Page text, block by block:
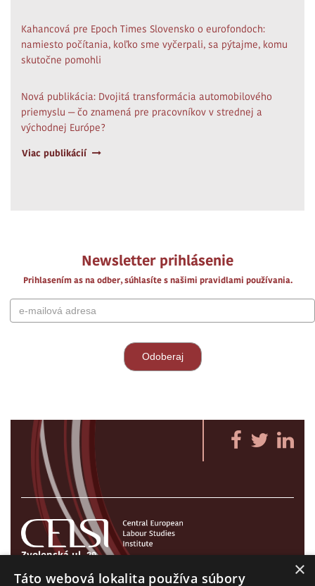
Kahancová pre Epoch Times Slovensko o eurofondoch:
namiesto počítania, koľko sme vyčerpali, sa pýtajme, komu
skutočne pomohli
Nová publikácia: Dvojitá transformácia automobilového
priemyslu — čo znamená pre pracovníkov v strednej a
východnej Európe?
Viac publikácií
Newsletter prihlásenie
Prihlasením as na odber, súhlasíte s našimi pravidlami používania.
Zvolenská ul. 29
821 09 Bratislava, Slovenská republika
×
Táto webová lokalita používa súbory